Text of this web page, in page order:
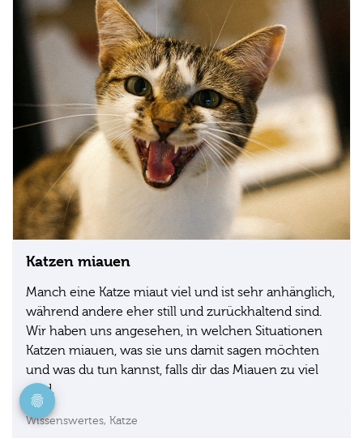
Katzen miauen
Manch eine Katze miaut viel und ist sehr anhänglich,
während andere eher still und zurückhaltend sind.
Wir haben uns angesehen, in welchen Situationen
Katzen miauen, was sie uns damit sagen möchten
und was du tun kannst, falls dir das Miauen zu viel
wird.
Wissenswertes, Katze